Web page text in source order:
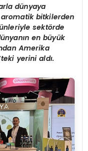
dünyaya
aromatik bitkilerden
sektörde
n en büyük
Amerika
teki yerini aldı.